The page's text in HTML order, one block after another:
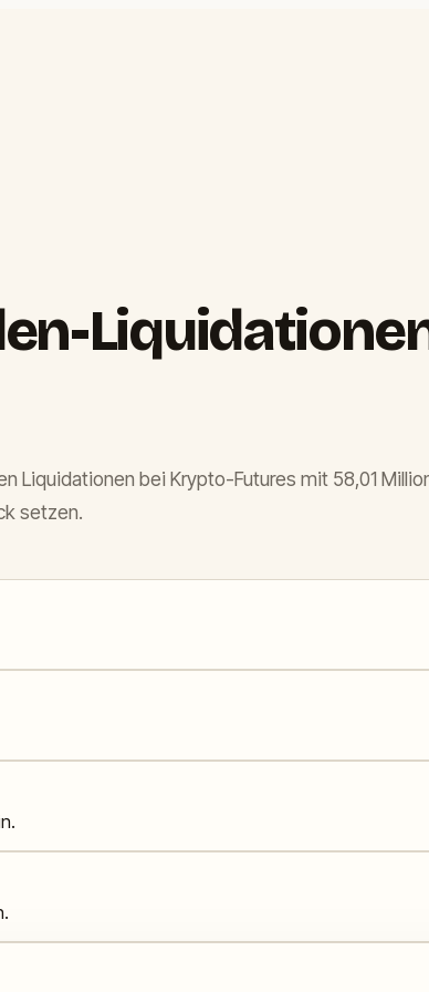
Liquidationen bei Krypto-Futures mit 58,01
setzen.